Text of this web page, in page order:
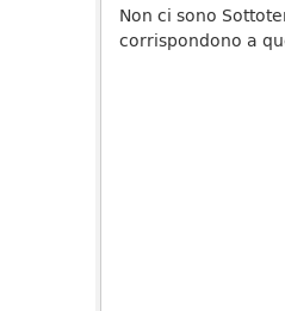
Non ci sono
corrispondono a